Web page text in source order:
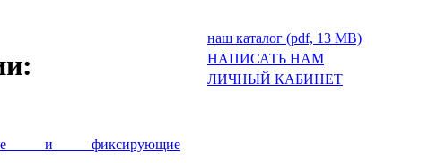
и фиксирующие
наш каталог (pdf, 13 MB)
НАПИСАТЬ НАМ
ЛИЧНЫЙ КАБИНЕТ